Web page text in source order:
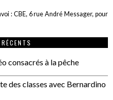
: CBE, 6 rue André Messager, pour
consacrés à la pêche
des classes avec Bernardino